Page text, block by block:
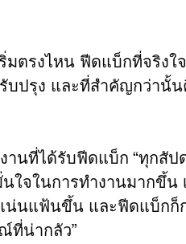
มตรงไหน ฟีดแบ็กที่จริงใจ
บปรุง และที่สำคัญกว่านั้
านที่ได้รับฟีดแบ็ก “ทุกสัป
ใจในการทำงานมากขึ้น
น่นแฟ้นขึ้น และฟีดแบ็กก็
ที่น่ากลัว”